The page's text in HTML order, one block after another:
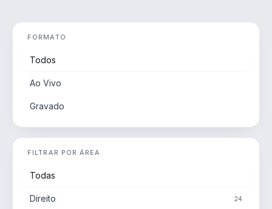
FORMATO
Todos
Ao Vivo
Gravado
FILTRAR POR ÁREA
Todas
Direito 24